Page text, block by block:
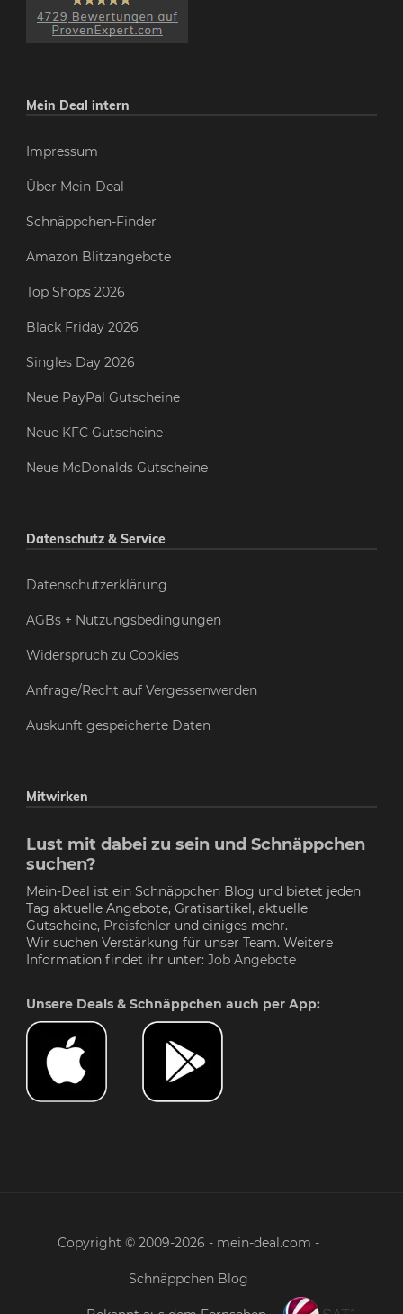
Mein Deal intern
Impressum
Über Mein-Deal
Schnäppchen-Finder
Amazon Blitzangebote
Top Shops 2026
Black Friday 2026
Singles Day 2026
Neue PayPal Gutscheine
Neue KFC Gutscheine
Neue McDonalds Gutscheine
Datenschutz & Service
Datenschutzerklärung
AGBs + Nutzungsbedingungen
Widerspruch zu Cookies
Anfrage/Recht auf Vergessenwerden
Auskunft gespeicherte Daten
Mitwirken
Lust mit dabei zu sein und Schnäppchen
suchen?
Mein-Deal ist ein Schnäppchen Blog und bietet jeden
Tag aktuelle Angebote, Gratisartikel, aktuelle
Gutscheine, Preisfehler und einiges mehr.
Wir suchen Verstärkung für unser Team. Weitere
Information findet ihr unter: Job Angebote
Unsere Deals & Schnäppchen auch per App:
Copyright © 2009-2026 - mein-deal.com -
Schnäppchen Blog